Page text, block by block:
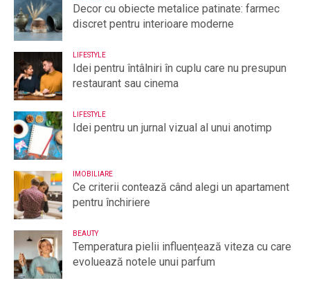
Decor cu obiecte metalice patinate: farmec
discret pentru interioare moderne
LIFESTYLE
Idei pentru întâlniri în cuplu care nu presupun
restaurant sau cinema
LIFESTYLE
Idei pentru un jurnal vizual al unui anotimp
IMOBILIARE
Ce criterii contează când alegi un apartament
pentru închiriere
BEAUTY
Temperatura pielii influențează viteza cu care
evoluează notele unui parfum